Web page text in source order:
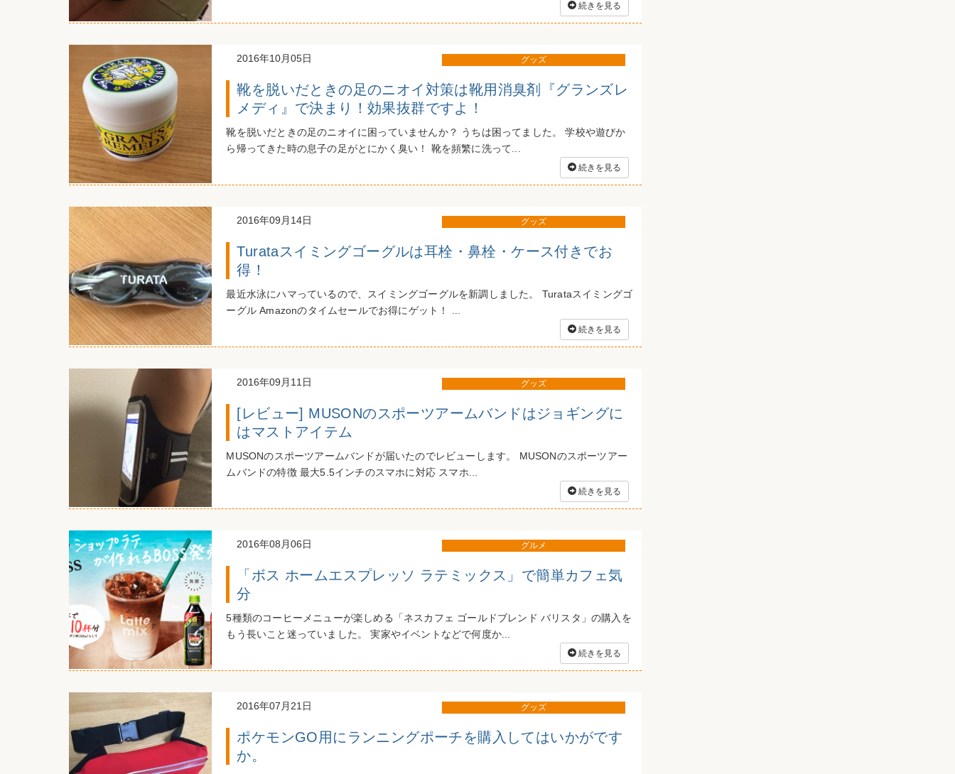
続きを見る
2016年10月05日 グッズ
靴を脱いだときの足のニオイ対策は靴用消臭剤『グランズレ
メディ』で決まり！効果抜群ですよ！
靴を脱いだときの足のニオイに困っていませんか？ うちは困ってました。 学校や遊びか
ら帰ってきた時の息子の足がとにかく臭い！ 靴を頻繁に洗って...
続きを見る
2016年09月14日 グッズ
Turataスイミングゴーグルは耳栓・鼻栓・ケース付きでお
得！
最近水泳にハマっているので、スイミングゴーグルを新調しました。 Turataスイミングゴ
ーグル Amazonのタイムセールでお得にゲット！ ...
続きを見る
2016年09月11日 グッズ
[レビュー] MUSONのスポーツアームバンドはジョギングに
はマストアイテム
MUSONのスポーツアームバンドが届いたのでレビューします。 MUSONのスポーツアー
ムバンドの特徴 最大5.5インチのスマホに対応 スマホ...
続きを見る
2016年08月06日 グルメ
「ボス ホームエスプレッソ ラテミックス」で簡単カフェ気
分
5種類のコーヒーメニューが楽しめる「ネスカフェ ゴールドブレンド バリスタ」の購入を
もう長いこと迷っていました。 実家やイベントなどで何度か...
続きを見る
2016年07月21日 グッズ
ポケモンGO用にランニングポーチを購入してはいかがです
か。